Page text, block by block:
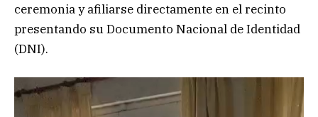
ceremonia y afiliarse directamente en el recinto
presentando su Documento Nacional de Identidad
(DNI).